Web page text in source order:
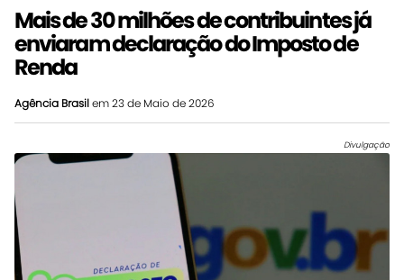
Mais de 30 milhões de contribuintes já
enviaram declaração do Imposto de
Renda
Agência Brasilem 23 de Maio de 2026
Divulgação